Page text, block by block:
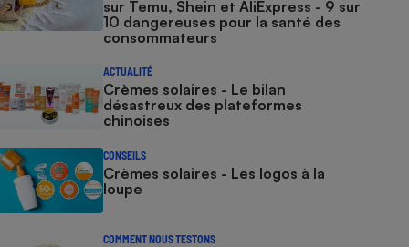
sur Temu, Shein et AliExpress - 9 sur
10 dangereuses pour la santé des
consommateurs
ACTUALITÉ
Crèmes solaires - Le bilan
désastreux des plateformes
chinoises
CONSEILS
Crèmes solaires - Les logos à la
loupe
COMMENT NOUS TESTONS